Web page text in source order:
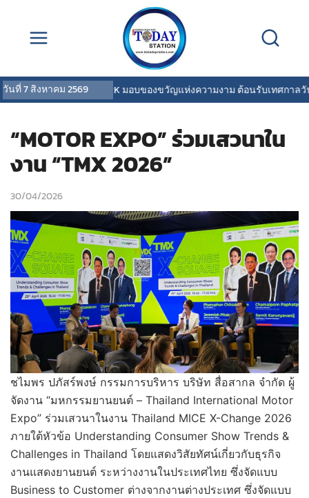
วันที่7 สิงหาคม 2569
COVERMARK มอบของขวัญแห่งความงาม ต้อนรับเทศกาลวันแม่
“MOTOR EXPO” ร่วมเสวนาใน
งาน “TMX 2026”
30/04/2026
ชไมพร ปภัสร์พงษ์ กรรมการบริหาร บริษัท สื่อสากล จำกัด ผู้
จัดงาน “มหกรรมยานยนต์ – Thailand International Motor
Expo” ร่วมเสวนาในงาน Thailand MICE X-Change 2026
ภายใต้หัวข้อ Understanding Consumer Show Trends &
Challenges in Thailand โดยแสดงวิสัยทัศน์เกี่ยวกับธุรกิจ
งานแสดงยานยนต์ ระหว่างงานในประเทศไทย ซึ่งจัดแบบ
Business to Customer ต่างจากงานต่างประเทศ ซึ่งจัดแบบ